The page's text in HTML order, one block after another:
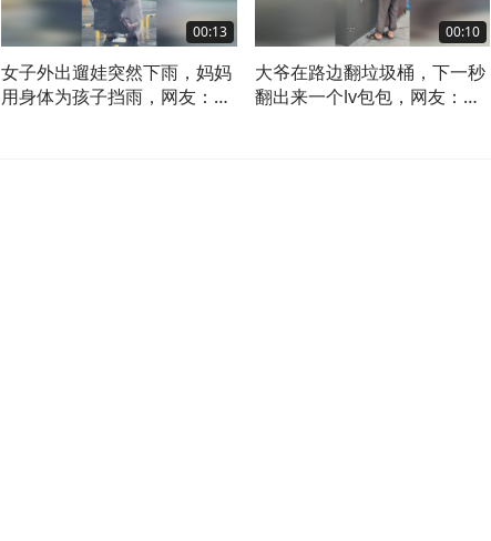
00:13
女子外出遛娃突然下雨，妈妈
用身体为孩子挡雨，网友：当
00:10
大爷在路边翻垃圾桶，下一秒
翻出来一个lv包包，网友：就